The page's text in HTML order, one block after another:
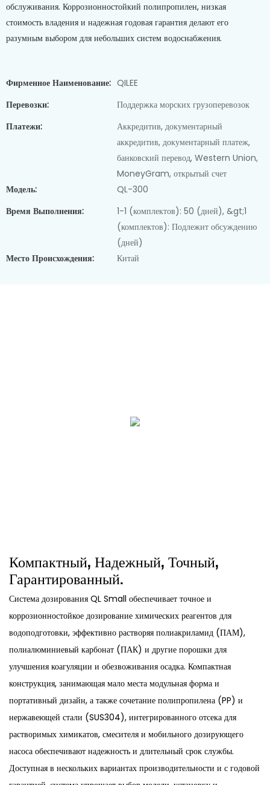
обслуживания. Коррозионностойкий полипропилен, низкая
стоимость владения и надежная годовая гарантия делают его
разумным выбором для небольших систем водоснабжения.
Фирменное Наименование: QILEE
Перевозки:
Поддержка морских грузоперевозок
Платежи:
Аккредитив, документарный
аккредитив, документарный платеж,
банковский перевод, Western Union,
MoneyGram, открытый счет
Модель:
QL-300
Время Выполнения:
1-1 (комплектов): 50 (дней), &gt;1
(комплектов): Подлежит обсуждению
(дней)
Место Происхождения:
Китай
Компактный, Надежный, Точный,
Гарантированный.
Система дозирования QL Small обеспечивает точное и
коррозионностойкое дозирование химических реагентов для
водоподготовки, эффективно растворяя полиакриламид (ПАМ),
полиалюминиевый карбонат (ПАК) и другие порошки для
улучшения коагуляции и обезвоживания осадка. Компактная
конструкция, занимающая мало места модульная форма и
портативный дизайн, а также сочетание полипропилена (PP) и
нержавеющей стали (SUS304), интегрированного отсека для
растворимых химикатов, смесителя и мобильного дозирующего
насоса обеспечивают надежность и длительный срок службы.
Доступная в нескольких вариантах производительности и с годовой